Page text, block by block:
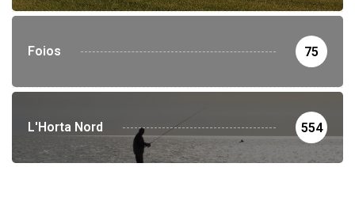
Foios 75
L'Horta Nord 554